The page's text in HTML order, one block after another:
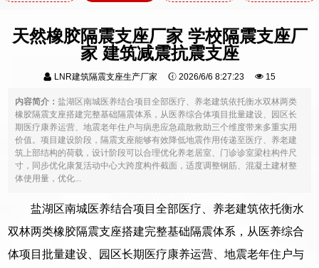
天然橡胶隔震支座厂家 学校隔震支座厂
家 建筑减震抗震支座
LNR建筑隔震支座生产厂家 2026/6/6 8:27:23 15
内容简介：盐湖区南城医养结合项目全部医疗、养老建筑依托衡水双林两类
橡胶隔震支座搭建完整基础隔震体系，从医养综合体项目批量建设、园区长
期医疗康养运营、地震老年住户与病患应急疏散救助三个维度带来多重实用
价值。项目建设阶段，隔震支座能够有效降低地震作用传递至医疗、养老建
筑上部结构的荷载，设计阶段可以合理优化养老居室、门诊诊室梁柱构件尺
寸，同步优化康复活动中心大跨度构件截面，适度调整钢筋、混凝土建材整
体使用量，优化...
盐湖区南城医养结合项目全部医疗、养老建筑依托衡水
双林两类橡胶隔震支座搭建完整基础隔震体系，从医养综合
体项目批量建设、园区长期医疗康养运营、地震老年住户与